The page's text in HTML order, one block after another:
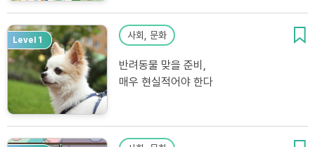
Level 1 사회, 문화
반려동물 맞을 준비,
매우 현실적어야 한다